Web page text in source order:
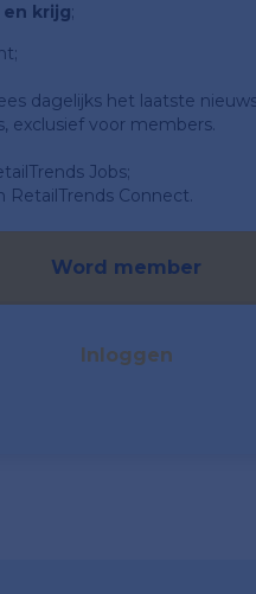
krijg;
dagelijks het laatste
exclusief voor members.
Jobs;
RetailTrends Connect.
Word member
Inloggen